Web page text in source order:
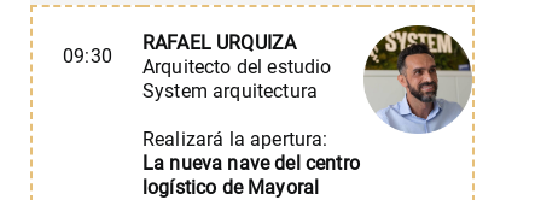
09:30
RAFAEL URQUIZA
Arquitecto del estudio
System arquitectura
Realizará la apertura:
La nueva nave del centro
logístico de Mayoral